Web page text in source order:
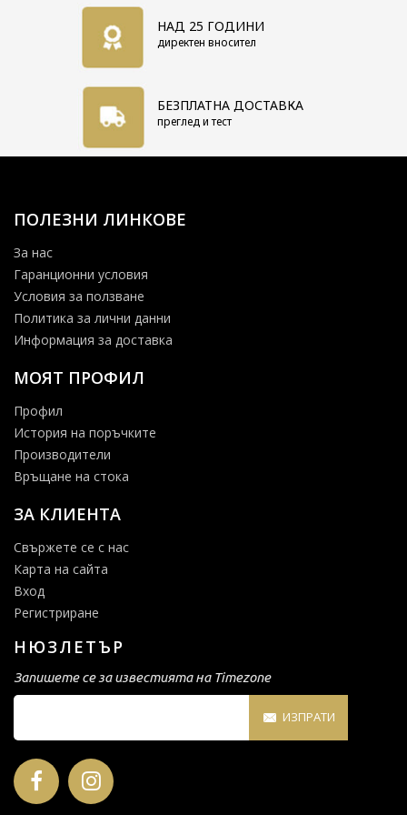
НАД 25 ГОДИНИ
директен вносител
БЕЗПЛАТНА ДОСТАВКА
преглед и тест
ПОЛЕЗНИ ЛИНКОВЕ
За нас
Гаранционни условия
Условия за ползване
Политика за лични данни
Информация за доставка
МОЯТ ПРОФИЛ
Профил
История на поръчките
Производители
Връщане на стока
ЗА КЛИЕНТА
Свържете се с нас
Карта на сайта
Вход
Регистриране
НЮЗЛЕТЪР
Запишете се за известията на Timezone
ИЗПРАТИ